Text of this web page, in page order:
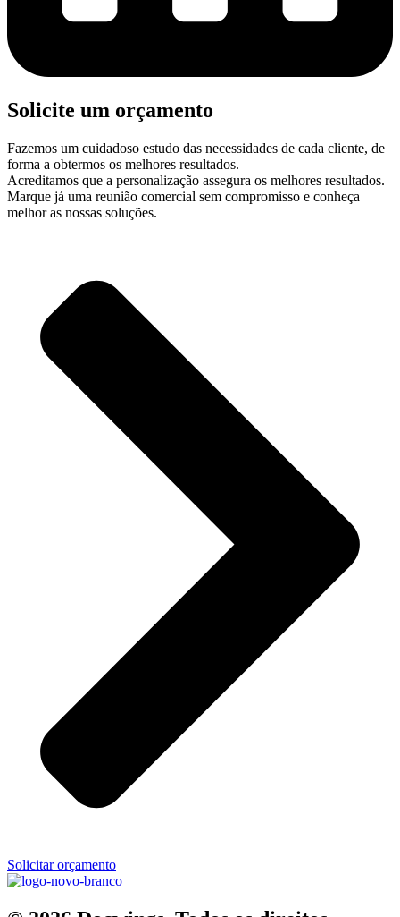
Solicite um orçamento
Fazemos um cuidadoso estudo das necessidades de cada cliente, de
forma a obtermos os melhores resultados.
Acreditamos que a personalização assegura os melhores resultados.
Marque já uma reunião comercial sem compromisso e conheça
melhor as nossas soluções.
Solicitar orçamento